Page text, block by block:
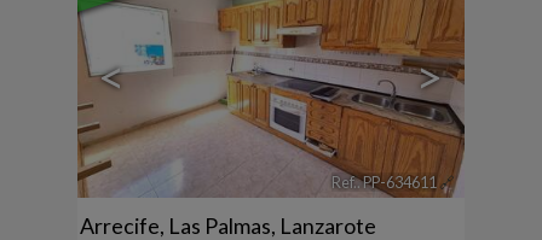
< >
Ref.. PP-634611 🔗
Arrecife, Las Palmas, Lanzarote